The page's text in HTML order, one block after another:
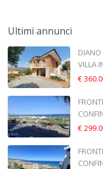
Ultimi annunci
VILLA
€
€